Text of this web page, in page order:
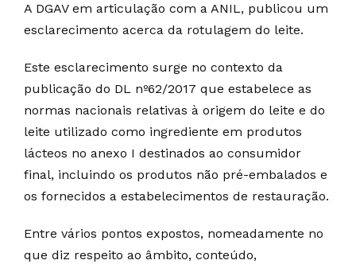
A DGAV em articulação com a ANIL, publicou um
esclarecimento acerca da rotulagem do leite.
Este esclarecimento surge no contexto da
publicação do DL nº62/2017 que estabelece as
normas nacionais relativas à origem do leite e do
leite utilizado como ingrediente em produtos
lácteos no anexo I destinados ao consumidor
final, incluindo os produtos não pré-embalados e
os fornecidos a estabelecimentos de restauração.
Entre vários pontos expostos, nomeadamente no
que diz respeito ao âmbito, conteúdo,